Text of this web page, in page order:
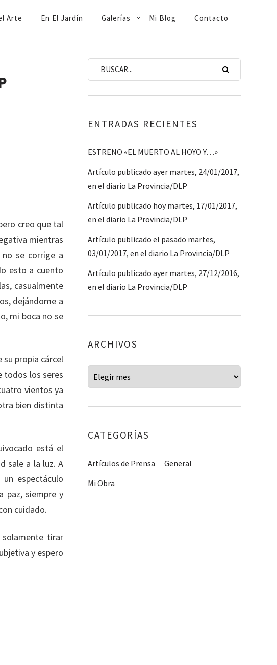
Arte En El Jardín Galerías Mi Blog Contacto
creo que tal
mientras
se corrige a
esto a cuento
casualmente
dejándome a
mi boca no se
su propia cárcel
todos los seres
vientos ya
bien distinta
está el
sale a la luz. A
espectáculo
paz, siempre y
cuidado.
solamente tirar
y espero
ENTRADAS RECIENTES
ESTRENO «EL MUERTO AL HOYO Y…»
Artículo publicado ayer martes, 24/01/2017,
en el diario La Provincia/DLP
Artículo publicado hoy martes, 17/01/2017,
en el diario La Provincia/DLP
Artículo publicado el pasado martes,
03/01/2017, en el diario La Provincia/DLP
Artículo publicado ayer martes, 27/12/2016,
en el diario La Provincia/DLP
ARCHIVOS
CATEGORÍAS
Artículos de Prensa
General
Mi Obra